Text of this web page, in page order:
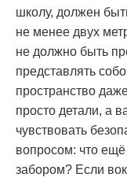
школу, должен
не менее двух
не должно быть
представлять
пространство
просто детали, а
чувствовать
вопросом: что
забором? Если